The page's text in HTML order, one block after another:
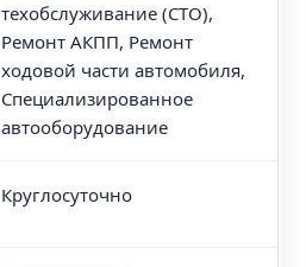
техобслуживание (СТО),
Ремонт АКПП, Ремонт
ходовой части автомобиля,
Специализированное
автооборудование
Круглосуточно